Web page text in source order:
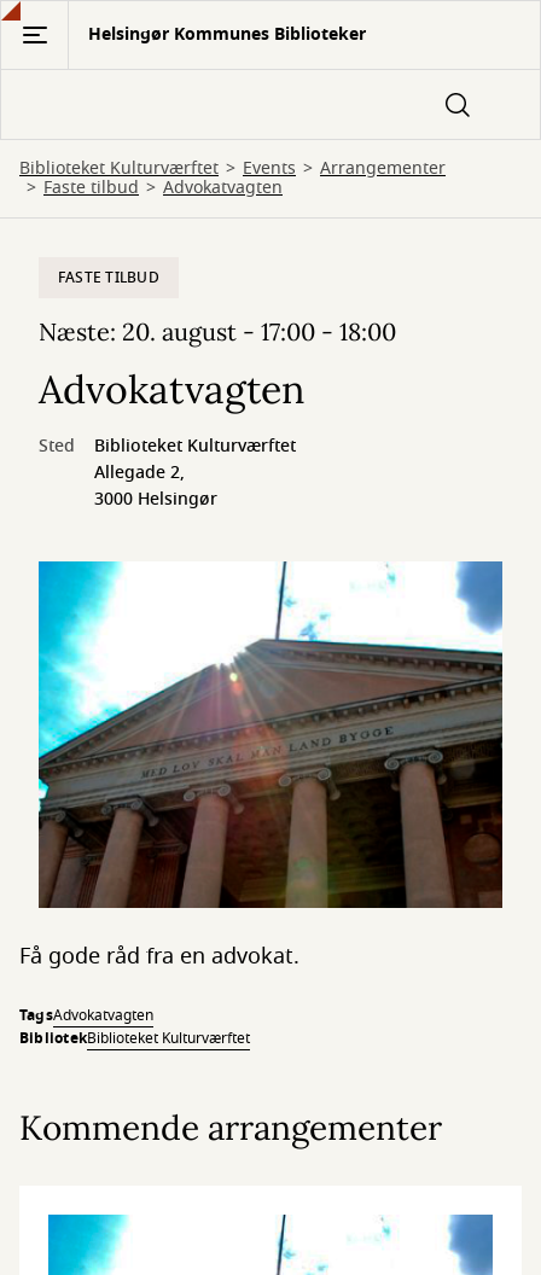
Gå
hovedindhold
Helsingør Kommunes Biblioteker
Biblioteket Kulturværftet Events Arrangementer
Faste tilbud Advokatvagten
FASTE TILBUD
Næste: 20. august - 17:00 - 18:00
Advokatvagten
Sted
Biblioteket Kulturværftet
Allegade 2,
3000 Helsingør
Få gode råd fra en advokat.
TagsAdvokatvagten
BibliotekBiblioteket Kulturværftet
Kommende arrangementer